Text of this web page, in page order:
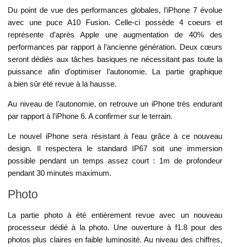
Du point de vue des performances globales, l’iPhone 7 évolue
avec une puce A10 Fusion. Celle-ci possède 4 coeurs et
représente d’après Apple une augmentation de 40% des
performances par rapport à l’ancienne génération. Deux cœurs
seront dédiés aux tâches basiques ne nécessitant pas toute la
puissance afin d’optimiser l’autonomie. La partie graphique
a bien sûr été revue à la hausse.
Au niveau de l’autonomie, on retrouve un iPhone très endurant
par rapport à l’iPhone 6. A confirmer sur le terrain.
Le nouvel iPhone sera résistant à l’eau grâce à ce nouveau
design. Il respectera le standard IP67 soit une immersion
possible pendant un temps assez court : 1m de profondeur
pendant 30 minutes maximum.
Photo
La partie photo à été entièrement revue avec un nouveau
processeur dédié à la photo. Une ouverture à f1.8 pour des
photos plus claires en faible luminosité. Au niveau des chiffres,